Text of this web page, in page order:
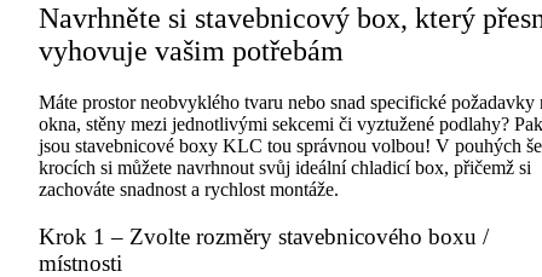
Navrhněte si stavebnicový box, který
vyhovuje vašim potřebám
Máte prostor neobvyklého tvaru nebo snad specifické požadavky
okna, stěny mezi jednotlivými sekcemi či vyztužené podlahy? Pak
jsou stavebnicové boxy KLC tou správnou volbou! V pouhých
krocích si můžete navrhnout svůj ideální chladicí box, přičemž si
zachováte snadnost a rychlost montáže.
Krok 1 – Zvolte rozměry stavebnicového boxu /
místnosti